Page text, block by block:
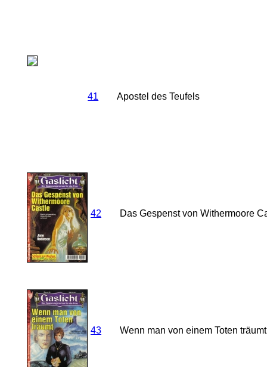
41 Apostel des Teufels
42 Das Gespenst von Withermoore
43 Wenn man von einem Toten träumt